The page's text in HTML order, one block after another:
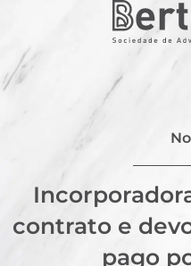
contrato e
pago